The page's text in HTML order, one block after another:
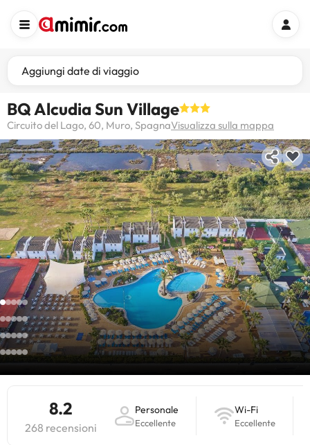
Aggiungi date di viaggio
BQ Alcudia Sun Village
Circuito del Lago, 60, Muro, SpagnaVisualizza sulla mappa
8.2
268 recensioni
Personale
Eccellente
Wi-Fi
Eccellente